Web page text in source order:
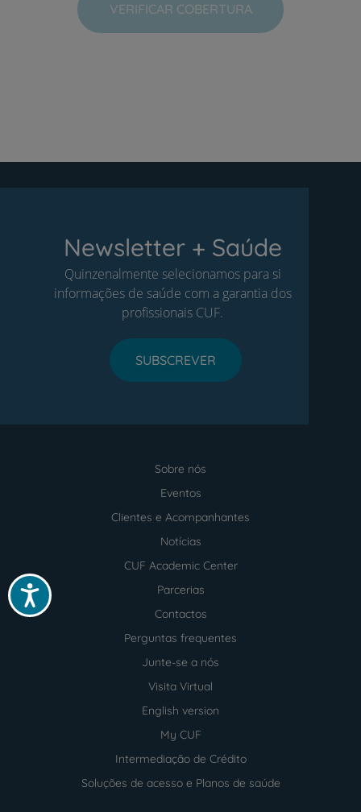
Acessibilidade
VERIFICAR COBERTURA
Newsletter + Saúde
Quinzenalmente selecionamos para si
informações de saúde com a garantia dos
profissionais CUF.
SUBSCREVER
Sobre nós
Eventos
Clientes e Acompanhantes
Notícias
CUF Academic Center
Parcerias
Contactos
Perguntas frequentes
Junte-se a nós
Visita Virtual
English version
My CUF
Intermediação de Crédito
Soluções de acesso e Planos de saúde